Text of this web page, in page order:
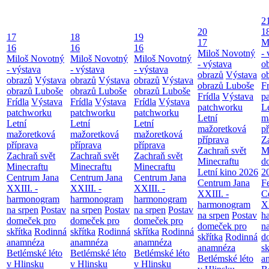
17
16
Miloš Novotný
- výstava
obrazů Výstava
obrazů Luboše
Frídla Výstava
patchworku
Letní
mažoretková
příprava
Zachraň svět
Minecraftu
Centrum Jana
XXIII. -
harmonogram
na srpen Postav
domeček pro
skřítka Rodinná
anamnéza
Betlémské léto
v Hlinsku
18
16
Miloš Novotný
- výstava
obrazů Výstava
obrazů Luboše
Frídla Výstava
patchworku
Letní
mažoretková
příprava
Zachraň svět
Minecraftu
Centrum Jana
XXIII. -
harmonogram
na srpen Postav
domeček pro
skřítka Rodinná
anamnéza
Betlémské léto
v Hlinsku
19
16
Miloš Novotný
- výstava
obrazů Výstava
obrazů Luboše
Frídla Výstava
patchworku
Letní
mažoretková
příprava
Zachraň svět
Minecraftu
Centrum Jana
XXIII. -
harmonogram
na srpen Postav
domeček pro
skřítka Rodinná
anamnéza
Betlémské léto
v Hlinsku
20
17
Miloš Novotný
- výstava
obrazů Výstava
obrazů Luboše
Frídla Výstava
patchworku
Letní
mažoretková
příprava
Zachraň svět
Minecraftu
Letní kino 2026
Centrum Jana
XXIII. -
harmonogram
na srpen Postav
domeček pro
skřítka Rodinná
anamnéza
Betlémské léto
-